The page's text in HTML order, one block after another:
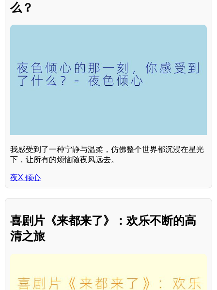
么？
我感受到了一种宁静与温柔，仿佛整个世界都沉浸在星光
下，让所有的烦恼随夜风远去。
夜X 倾心
喜剧片《来都来了》：欢乐不断的高
清之旅